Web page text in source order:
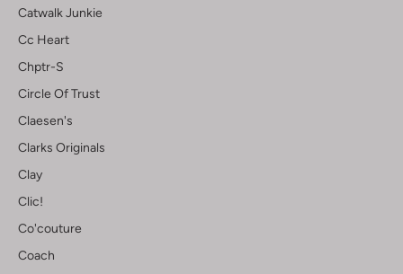
Catwalk Junkie
Cc Heart
Chptr-S
Circle Of Trust
Claesen's
Clarks Originals
Clay
Clic!
Co'couture
Coach